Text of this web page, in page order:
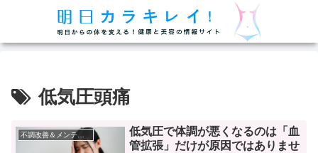
低気圧頭痛
低気圧で体調が悪くなるのは「血
管拡張」だけが原因ではありませ